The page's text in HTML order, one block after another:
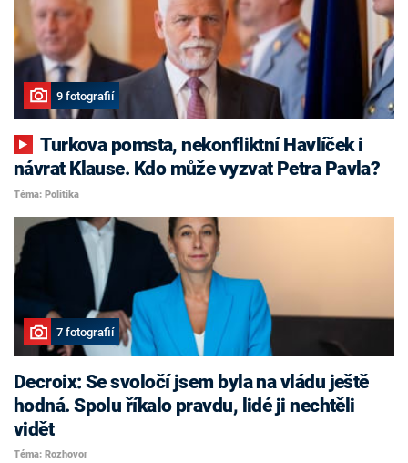
9 fotografií
Turkova pomsta, nekonfliktní Havlíček i
návrat Klause. Kdo může vyzvat Petra Pavla?
Téma: Politika
7 fotografií
Decroix: Se svoločí jsem byla na vládu ještě
hodná. Spolu říkalo pravdu, lidé ji nechtěli
vidět
Téma: Rozhovor